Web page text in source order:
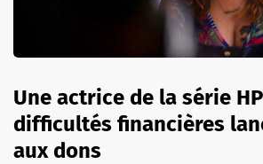
Une actrice de la série
difficultés financières
aux dons